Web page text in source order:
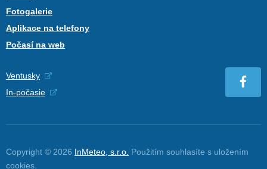
Fotogalerie
Aplikace na telefony
Počasí na web
Ventusky
In-počasie
Copyright © 2026 InMeteo, s.r.o. Použitím souhlasíte s uložením
cookies